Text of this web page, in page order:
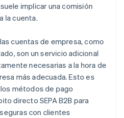
implicar una comisión
la cuenta.
cuentas de empresa, como
son un servicio adicional
necesarias a la hora de
más adecuada. Esto es
métodos de pago
directo SEPA B2B para
con clientes